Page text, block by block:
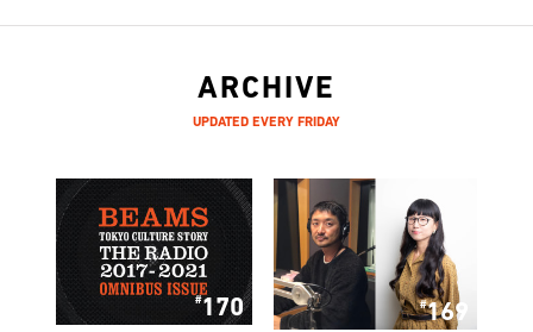
ARCHIVE
UPDATED EVERY FRIDAY
170 169